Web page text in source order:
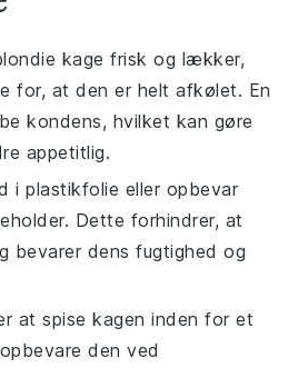
kage frisk og lækker,
for, at den er helt afkølet. En
kondens, hvilket kan gøre
appetitlig.
iplastikfolie eller opbevar
Dette forhindrer, at
bevarer dens fugtighed og
at spise kagen inden for et
den ved